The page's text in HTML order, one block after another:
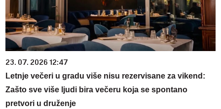
23. 07. 2026 12:47
Letnje večeri u gradu više nisu rezervisane za vikend:
Zašto sve više ljudi bira večeru koja se spontano
pretvori u druženje